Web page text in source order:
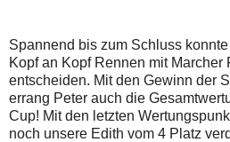
Spannend bis zum Schluss
Kopf an Kopf Rennen mit Marcher
entscheiden. Mit den Gewinn der
errang Peter auch die
Cup! Mit den letzten
noch unsere Edith vom 4 Platz